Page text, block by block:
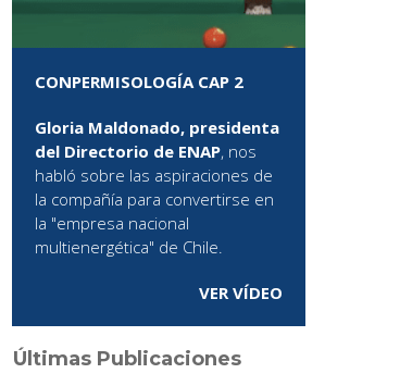
CONPERMISOLOGÍA CAP 2
Gloria Maldonado, presidenta
del Directorio de ENAP, nos
habló sobre las aspiraciones de
la compañía para convertirse en
la "empresa nacional
multienergética" de Chile.
VER VÍDEO
Últimas Publicaciones